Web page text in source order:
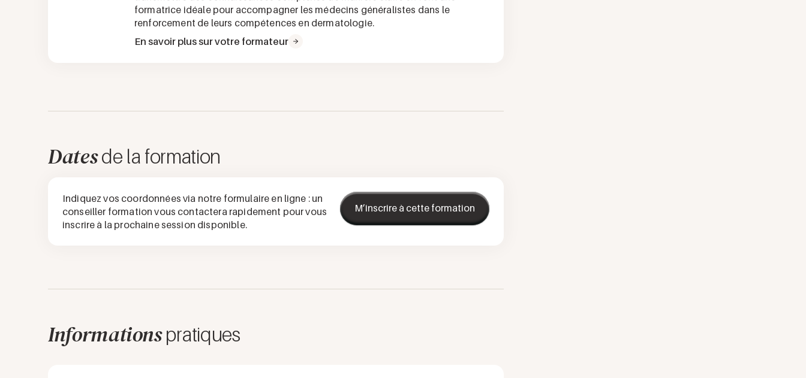
formatrice idéale pour accompagner les médecins généralistes dans le
renforcement de leurs compétences en dermatologie.
En savoir plus sur votre formateur
Datesde la formation
Indiquez vos coordonnées via notre formulaire en ligne : un
conseiller formation vous contactera rapidement pour vous
inscrire à la prochaine session disponible.
M’inscrire à cette formation
Informationspratiques